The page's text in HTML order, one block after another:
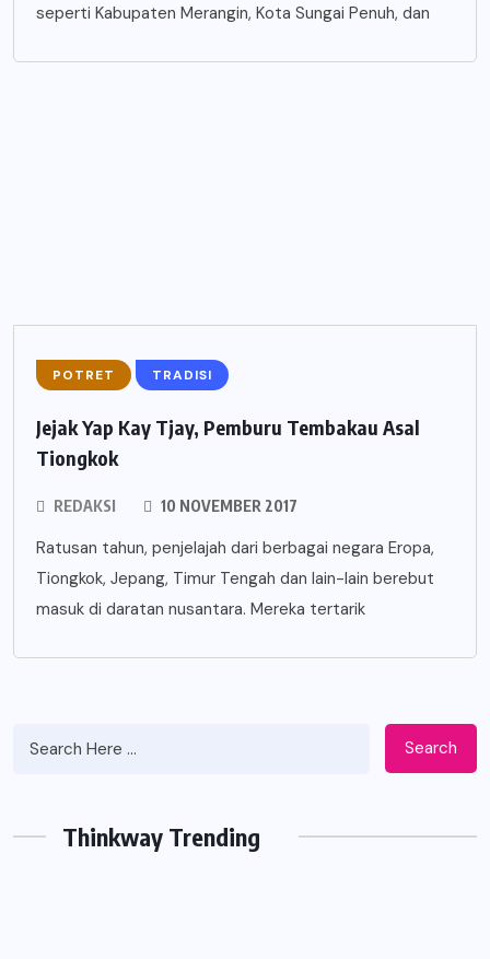
seperti Kabupaten Merangin, Kota Sungai Penuh, dan
POTRET TRADISI
Jejak Yap Kay Tjay, Pemburu Tembakau Asal
Tiongkok
REDAKSI 10 NOVEMBER 2017
Ratusan tahun, penjelajah dari berbagai negara Eropa,
Tiongkok, Jepang, Timur Tengah dan lain-lain berebut
masuk di daratan nusantara. Mereka tertarik
Search
Thinkway Trending